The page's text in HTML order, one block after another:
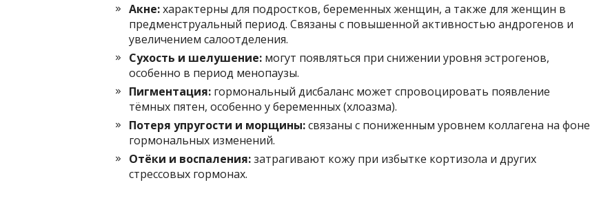
Акне:характерны для подростков, беременных женщин, а также для женщин в
предменструальный период. Связаны с повышенной активностью андрогенов и
увеличением салоотделения.
Сухость и шелушение: могут появляться при снижении уровня эстрогенов,
особенно в период менопаузы.
Пигментация: гормональный дисбаланс может спровоцировать появление
тёмных пятен, особенно у беременных (хлоазма).
Потеря упругости и морщины:связаны с пониженным уровнем коллагена на фоне
гормональных изменений.
Отёки и воспаления:затрагивают кожу при избытке кортизола и других
стрессовых гормонах.